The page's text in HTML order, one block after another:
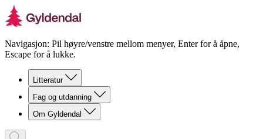
Navigasjon: Pil høyre/venstre mellom menyer, Enter for å åpne,
Escape for å lukke.
Litteratur
Fag og utdanning
Om Gyldendal